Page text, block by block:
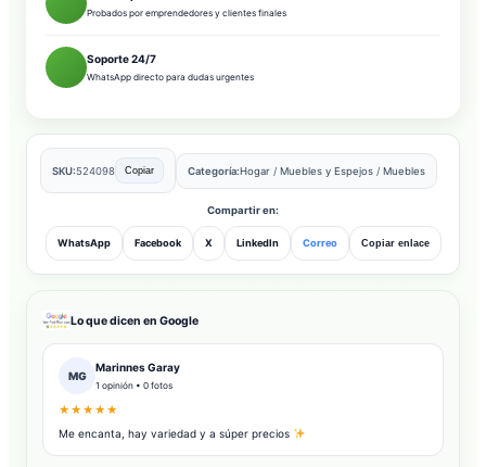
Probados por emprendedores y clientes finales
Soporte 24/7
WhatsApp directo para dudas urgentes
SKU:524098 Copiar Categoría:Hogar / Muebles y Espejos / Muebles
Compartir en:
WhatsApp Facebook X LinkedIn Correo Copiar enlace
Lo que dicen en Google
MG
Marinnes Garay
1 opinión • 0 fotos
★★★★★
Me encanta, hay variedad y a súper precios